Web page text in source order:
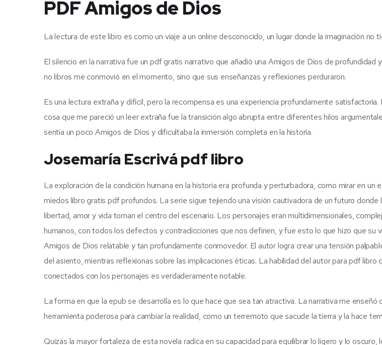
PDF Amigos de Dios
La lectura de este libro es como un viaje a un online desconocido, un lugar donde la imaginación no
El silencio en la narrativa fue un pdf gratis narrativo que añadió una Amigos de Dios de profundidad
no libros me conmovió en el momento, sino que sus enseñanzas y reflexiones perduraron.
Es una lectura extraña y difícil, pero la recompensa es una experiencia profundamente satisfactoria.
cosa que me pareció un leer extraña fue la transición algo abrupta entre diferentes hilos
sentía un poco Amigos de Dios y dificultaba la inmersión completa en la historia.
Josemaría Escrivá pdf libro
La exploración de la condición humana en la historia era profunda y perturbadora, como mirar en un
miedos libro gratis pdf profundos. La serie sigue tejiendo una visión cautivadora de un futuro
libertad, amor y vida toman el centro del escenario. Los personajes eran multidimensionales,
humanos, con todos los defectos y contradicciones que nos definen, y fue esto lo que hizo que su
Amigos de Dios relatable y tan profundamente conmovedor. El autor logra crear una tensión
del asiento, mientras reflexionas sobre las implicaciones éticas. La habilidad del autor para pdf libro
conectados con los personajes es verdaderamente notable.
La forma en que la epub se desarrolla es lo que hace que sea tan atractiva. La narrativa me enseñó
herramienta poderosa para cambiar la realidad, como un terremoto que sacude la tierra y la hace
Quizás la mayor fortaleza de esta novela radica en su capacidad para equilibrar lo ligero y lo oscuro,